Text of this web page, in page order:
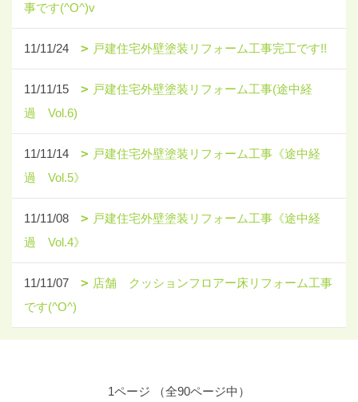
事です(^O^)v
11/11/24 戸建住宅外壁塗装リフォーム工事完工です!!
11/11/15
戸建住宅外壁塗装リフォーム工事(途中経
過 Vol.6)
11/11/14
戸建住宅外壁塗装リフォーム工事《途中経
過 Vol.5》
11/11/08
戸建住宅外壁塗装リフォーム工事《途中経
過 Vol.4》
11/11/07
店舗 クッションフロアー床リフォーム工事
です(^O^)
1ページ （全90ページ中）